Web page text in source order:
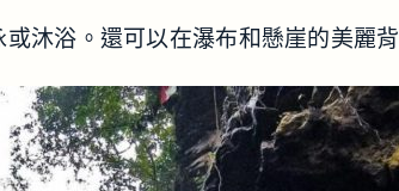
沐浴。還可以在瀑布和懸崖的美麗